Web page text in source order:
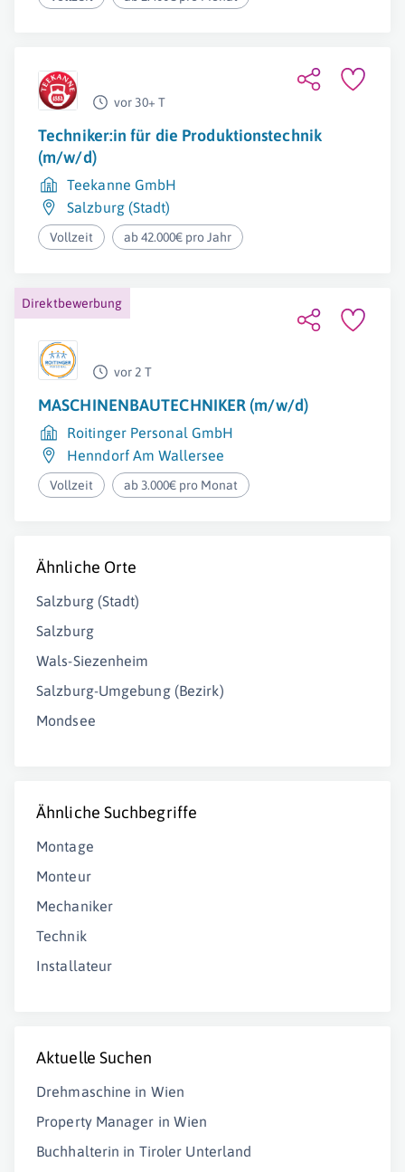
vor 30+ T
Techniker:in für die Produktionstechnik
(m/w/d)
Teekanne GmbH
Salzburg (Stadt)
Vollzeit ab 42.000€ pro Jahr
Direktbewerbung
vor 2 T
MASCHINENBAUTECHNIKER (m/w/d)
Roitinger Personal GmbH
Henndorf Am Wallersee
Vollzeit ab 3.000€ pro Monat
Ähnliche Orte
Salzburg (Stadt)
Salzburg
Wals-Siezenheim
Salzburg-Umgebung (Bezirk)
Mondsee
Ähnliche Suchbegriffe
Montage
Monteur
Mechaniker
Technik
Installateur
Aktuelle Suchen
Drehmaschine in Wien
Property Manager in Wien
Buchhalterin in Tiroler Unterland